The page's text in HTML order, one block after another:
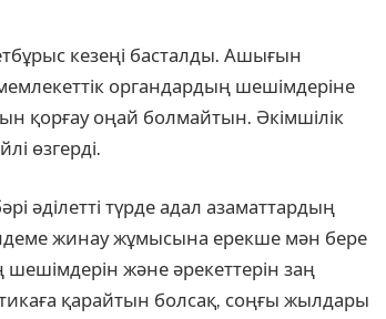
кезеңі басталды. Ашығын
органдардың шешімдеріне
қорғау оңай болмайтын. Әкімшілік
өзгерді.
әділетті түрде адал азаматтардың
жинау жұмысына ерекше мән бере
шешімдерін және әрекеттерін заң
қарайтын болсақ, соңғы жылдары